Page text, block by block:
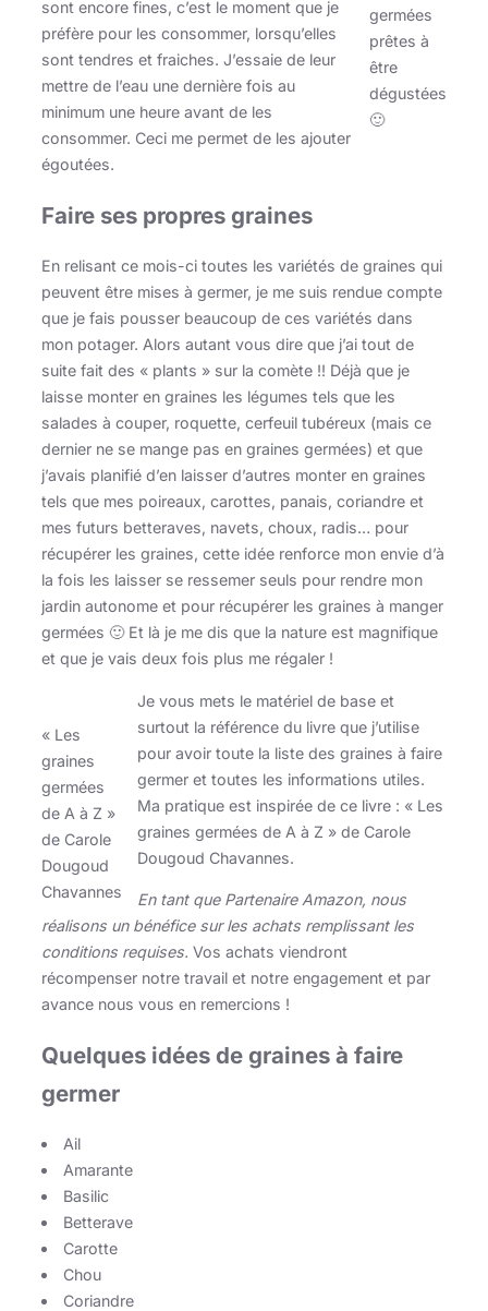
germées
prêtes à
être
dégustées
🙂
sont encore fines, c’est le moment que je
préfère pour les consommer, lorsqu’elles
sont tendres et fraiches. J’essaie de leur
mettre de l’eau une dernière fois au
minimum une heure avant de les
consommer. Ceci me permet de les ajouter
égoutées.
Faire ses propres graines
En relisant ce mois-ci toutes les variétés de graines qui
peuvent être mises à germer, je me suis rendue compte
que je fais pousser beaucoup de ces variétés dans
mon potager. Alors autant vous dire que j’ai tout de
suite fait des « plants » sur la comète !! Déjà que je
laisse monter en graines les légumes tels que les
salades à couper, roquette, cerfeuil tubéreux (mais ce
dernier ne se mange pas en graines germées) et que
j’avais planifié d’en laisser d’autres monter en graines
tels que mes poireaux, carottes, panais, coriandre et
mes futurs betteraves, navets, choux, radis… pour
récupérer les graines, cette idée renforce mon envie d’à
la fois les laisser se ressemer seuls pour rendre mon
jardin autonome et pour récupérer les graines à manger
germées 🙂 Et là je me dis que la nature est magnifique
et que je vais deux fois plus me régaler !
« Les
graines
germées
de A à Z »
de Carole
Dougoud
Chavannes
Je vous mets le matériel de base et
surtout la référence du livre que j’utilise
pour avoir toute la liste des graines à faire
germer et toutes les informations utiles.
Ma pratique est inspirée de ce livre : « Les
graines germées de A à Z » de Carole
Dougoud Chavannes.
En tant que Partenaire Amazon, nous
réalisons un bénéfice sur les achats remplissant les
conditions requises. Vos achats viendront
récompenser notre travail et notre engagement et par
avance nous vous en remercions !
Quelques idées de graines à faire
germer
Ail
Amarante
Basilic
Betterave
Carotte
Chou
Coriandre